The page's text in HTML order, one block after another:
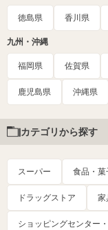
徳島県 香川県
九州・沖縄
福岡県 佐賀県
鹿児島県 沖縄県
カテゴリから探す
スーパー 食品・菓
ドラッグストア 家
ショッピングセンター